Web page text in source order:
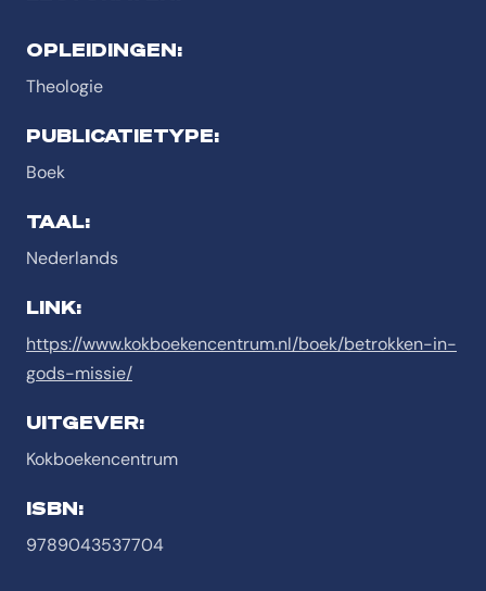
OPLEIDINGEN:
Theologie
PUBLICATIETYPE:
Boek
TAAL:
Nederlands
LINK:
https://www.kokboekencentrum.nl/boek/betrokken-in-
gods-missie/
UITGEVER:
Kokboekencentrum
ISBN:
9789043537704